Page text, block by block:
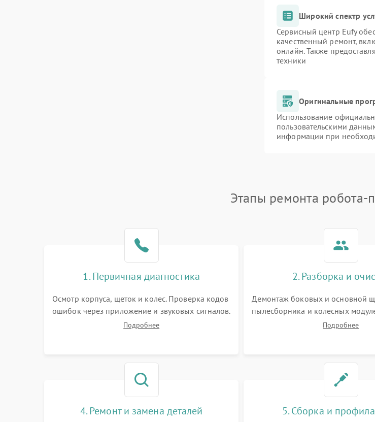
Широкий спектр
Сервисный центр Eufy
качественный ремонт,
онлайн. Также
техники
Оригинальные
Использование
пользовательскими
информации при
Этапы ремонта робота-
1. Первичная диагностика
Осмотр корпуса, щеток и колес. Проверка кодов
ошибок через приложение и звуковых сигналов.
Замер емкости аккумулятора и тестирование
Подробнее
2. Разборка и
Демонтаж боковых и основной
пылесборника и колесных
корпуса робота. Тщательная
Подробнее
4. Ремонт и замена деталей 5. Сборка и